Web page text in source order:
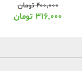
۴۰۰,۰۰۰تومان
۳۱۶,۰۰۰ تومان